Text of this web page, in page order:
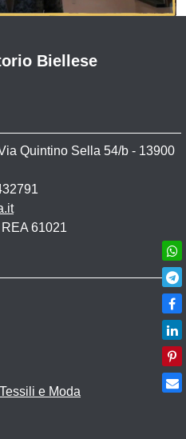
Biellese
Quintino Sella 54/b - 13900
61021
e Moda